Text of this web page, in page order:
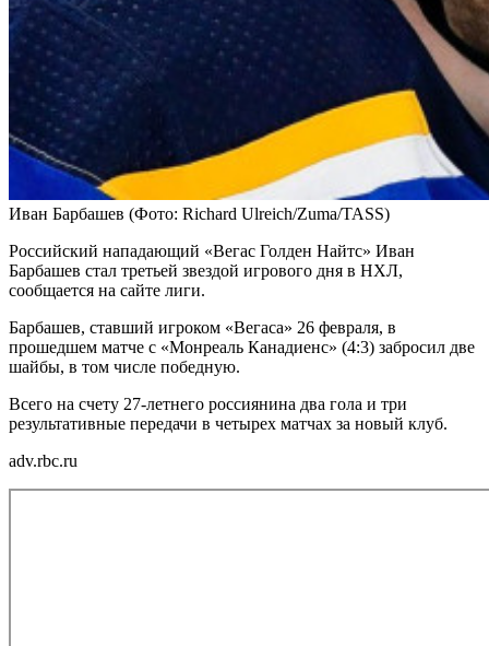
Иван Барбашев (Фото: Richard Ulreich/Zuma/TASS)
Российский нападающий «Вегас Голден Найтс» Иван
Барбашев стал третьей звездой игрового дня в НХЛ,
сообщается на сайте лиги.
Барбашев, ставший игроком «Вегаса» 26 февраля, в
прошедшем матче с «Монреаль Канадиенс» (4:3) забросил две
шайбы, в том числе победную.
Всего на счету 27-летнего россиянина два гола и три
результативные передачи в четырех матчах за новый клуб.
adv.rbc.ru